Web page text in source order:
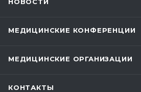
МЕДИЦИНСКИЕ КОНФЕРЕНЦИИ
МЕДИЦИНСКИЕ ОРГАНИЗАЦИИ
КОНТАКТЫ